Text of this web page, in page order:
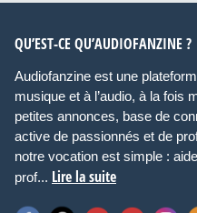
QU’EST-CE QU’AUDIOFANZINE ?
Audiofanzine est une
musique et à l’audio, à la fois
petites annonces, base de
active de passionnés et de
notre vocation est simple :
prof... Lire la suite